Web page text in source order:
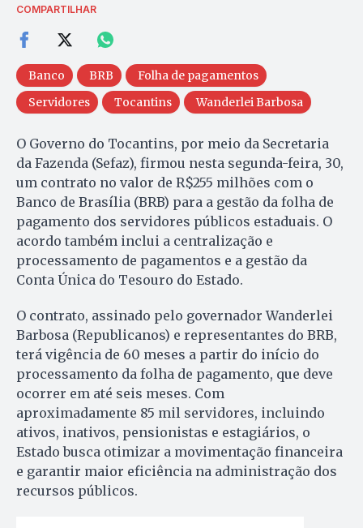
COMPARTILHAR
Banco BRB
Folha de pagamentos
Servidores
Tocantins Wanderlei Barbosa
O Governo do Tocantins, por meio da Secretaria
da Fazenda (Sefaz), firmou nesta segunda-feira, 30,
um contrato no valor de R$255 milhões com o
Banco de Brasília (BRB) para a gestão da folha de
pagamento dos servidores públicos estaduais. O
acordo também inclui a centralização e
processamento de pagamentos e a gestão da
Conta Única do Tesouro do Estado.
O contrato, assinado pelo governador Wanderlei
Barbosa (Republicanos) e representantes do BRB,
terá vigência de 60 meses a partir do início do
processamento da folha de pagamento, que deve
ocorrer em até seis meses. Com
aproximadamente 85 mil servidores, incluindo
ativos, inativos, pensionistas e estagiários, o
Estado busca otimizar a movimentação financeira
e garantir maior eficiência na administração dos
recursos públicos.